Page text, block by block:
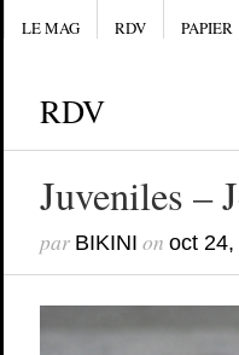
LE MAG RDV PAPIER
RDV
Juveniles –
par BIKINI on oct 24,